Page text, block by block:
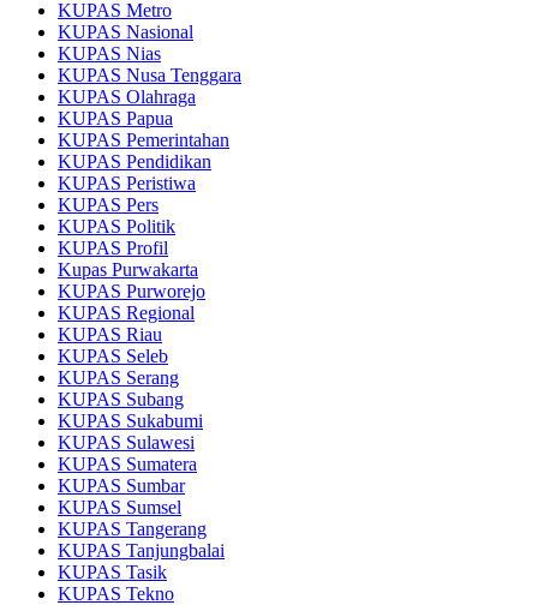
KUPAS Metro
KUPAS Nasional
KUPAS Nias
KUPAS Nusa Tenggara
KUPAS Olahraga
KUPAS Papua
KUPAS Pemerintahan
KUPAS Pendidikan
KUPAS Peristiwa
KUPAS Pers
KUPAS Politik
KUPAS Profil
Kupas Purwakarta
KUPAS Purworejo
KUPAS Regional
KUPAS Riau
KUPAS Seleb
KUPAS Serang
KUPAS Subang
KUPAS Sukabumi
KUPAS Sulawesi
KUPAS Sumatera
KUPAS Sumbar
KUPAS Sumsel
KUPAS Tangerang
KUPAS Tanjungbalai
KUPAS Tasik
KUPAS Tekno